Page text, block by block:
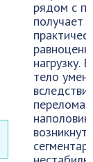
рядом с
получает
нагрузку.
тело
перелома
возникнуть